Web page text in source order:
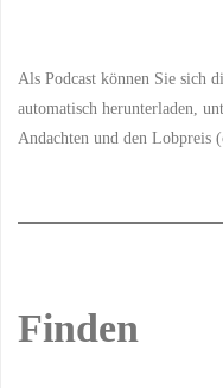
Als Podcast können Sie sich
automatisch herunterladen,
Andachten und den
Finden